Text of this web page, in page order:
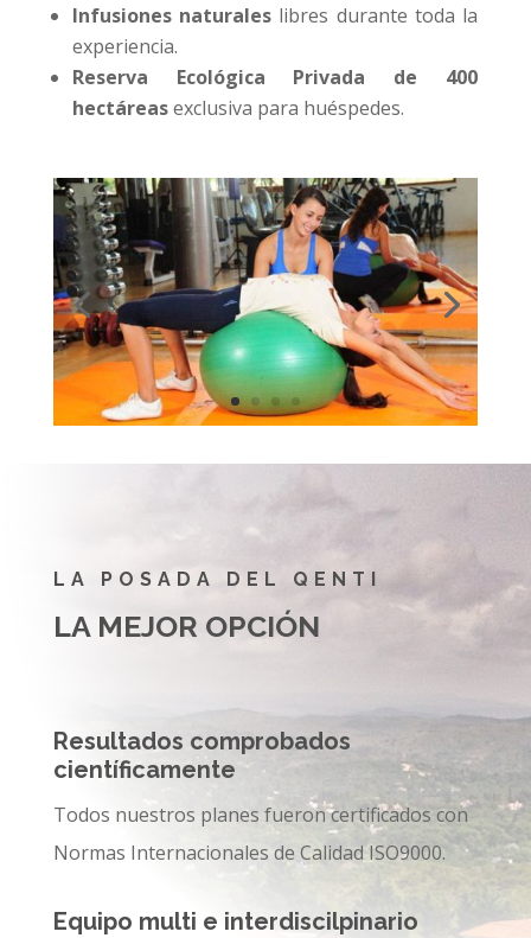
Infusiones naturales libres durante toda la
experiencia.
Reserva Ecológica Privada de 400
hectáreasexclusiva para huéspedes.
LA POSADA DEL QENTI
LA MEJOR OPCIÓN
Resultados comprobados
científicamente
Todos nuestros planes fueron certificados con
Normas Internacionales de Calidad ISO9000.
Equipo multi e interdiscilpinario